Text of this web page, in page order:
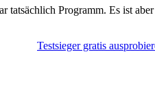
Programm. Es ist
Testsieger gratis